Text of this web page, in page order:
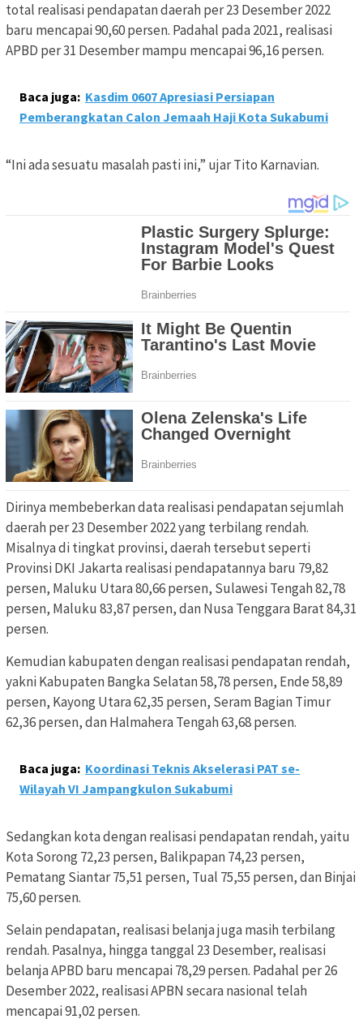
total realisasi pendapatan daerah per 23 Desember 2022
baru mencapai 90,60 persen. Padahal pada 2021, realisasi
APBD per 31 Desember mampu mencapai 96,16 persen.
Baca juga: Kasdim 0607 Apresiasi Persiapan
Pemberangkatan Calon Jemaah Haji Kota Sukabumi
“Ini ada sesuatu masalah pasti ini,” ujar Tito Karnavian.
Dirinya membeberkan data realisasi pendapatan sejumlah
daerah per 23 Desember 2022 yang terbilang rendah.
Misalnya di tingkat provinsi, daerah tersebut seperti
Provinsi DKI Jakarta realisasi pendapatannya baru 79,82
persen, Maluku Utara 80,66 persen, Sulawesi Tengah 82,78
persen, Maluku 83,87 persen, dan Nusa Tenggara Barat 84,31
persen.
Kemudian kabupaten dengan realisasi pendapatan rendah,
yakni Kabupaten Bangka Selatan 58,78 persen, Ende 58,89
persen, Kayong Utara 62,35 persen, Seram Bagian Timur
62,36 persen, dan Halmahera Tengah 63,68 persen.
Baca juga: Koordinasi Teknis Akselerasi PAT se-
Wilayah VI Jampangkulon Sukabumi
Sedangkan kota dengan realisasi pendapatan rendah, yaitu
Kota Sorong 72,23 persen, Balikpapan 74,23 persen,
Pematang Siantar 75,51 persen, Tual 75,55 persen, dan Binjai
75,60 persen.
Selain pendapatan, realisasi belanja juga masih terbilang
rendah. Pasalnya, hingga tanggal 23 Desember, realisasi
belanja APBD baru mencapai 78,29 persen. Padahal per 26
Desember 2022, realisasi APBN secara nasional telah
mencapai 91,02 persen.